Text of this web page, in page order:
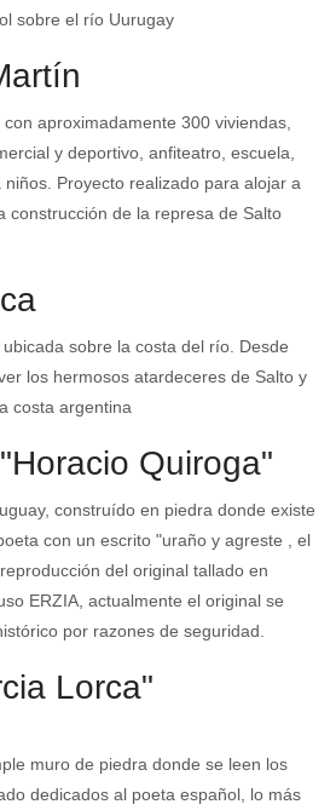
sobre el río Uurugay
aproximadamente 300 viviendas,
y deportivo, anfiteatro, escuela,
Proyecto realizado para alojar a
construcción de la represa de Salto
sobre la costa del río. Desde
los hermosos atardeceres de Salto y
costa argentina
Quiroga"
construído en piedra donde existe
con un escrito "uraño y agreste , el
del original tallado en
ERZIA, actualmente el original se
por razones de seguridad.
Lorca"
muro de piedra donde se leen los
dedicados al poeta español, lo más